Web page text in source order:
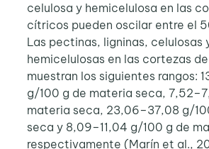
celulosa y hemicelulosa en las
cítricos pueden oscilar entre el
Las pectinas, ligninas, celulosas
hemicelulosas en las cortezas
muestran los siguientes rangos:
g/100 g de materia seca,
materia seca, 23,06–37,08 g/
seca y 8,09–11,04 g/100 g de
respectivamente (Marín et al.,